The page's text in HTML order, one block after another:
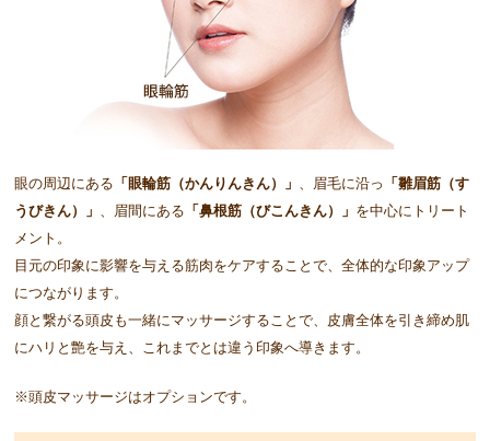
眼の周辺にある 「眼輪筋（かんりんきん）」 、眉毛に沿っ 「雛眉筋（す
うびきん）」
、眉間にある 「鼻根筋（びこんきん）」 を中心にトリート
メント。
目元の印象に影響を与える筋肉をケアすることで、全体的な印象アップ
につながります。
顔と繋がる頭皮も一緒にマッサージすることで、皮膚全体を引き締め肌
にハリと艶を与え、これまでとは違う印象へ導きます。
※頭皮マッサージはオプションです。